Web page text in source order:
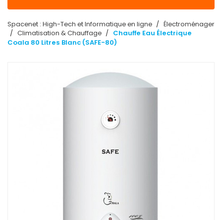
Spacenet : High-Tech et Informatique en ligne
Électroménager
Climatisation & Chauffage
Chauffe Eau Électrique
Coala 80 Litres Blanc (SAFE-80)